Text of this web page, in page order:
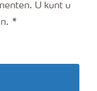
U kunt u